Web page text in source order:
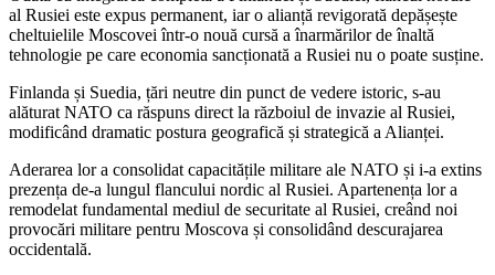
al Rusiei este expus permanent, iar o alianță revigorată depășește
cheltuielile Moscovei într-o nouă cursă a înarmărilor de înaltă
tehnologie pe care economia sancționată a Rusiei nu o poate susține.
Finlanda și Suedia, țări neutre din punct de vedere istoric, s-au
alăturat NATO ca răspuns direct la războiul de invazie al Rusiei,
modificând dramatic postura geografică și strategică a Alianței.
Aderarea lor a consolidat capacitățile militare ale NATO și i-a extins
prezența de-a lungul flancului nordic al Rusiei. Apartenența lor a
remodelat fundamental mediul de securitate al Rusiei, creând noi
provocări militare pentru Moscova și consolidând descurajarea
occidentală.